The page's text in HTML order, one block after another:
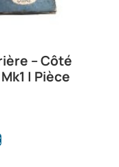
– Côté
| Pièce